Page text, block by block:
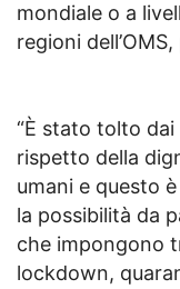
mondiale o a
regioni
“È stato tolto
rispetto della
umani e questo
la possibilità da
che impongono
lockdown,